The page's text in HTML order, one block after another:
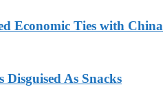
Economic Ties with China
As Snacks